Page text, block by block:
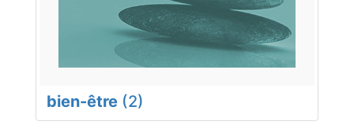
bien-être (2)